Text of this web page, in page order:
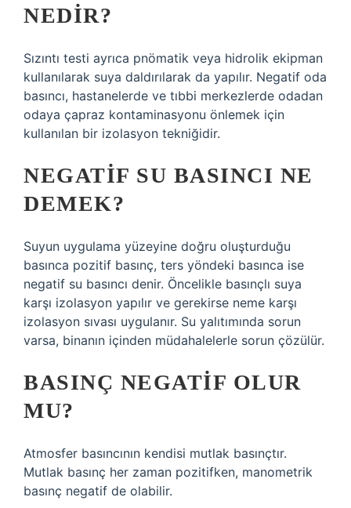
NEDIR?
Sızıntı testi ayrıca pnömatik veya hidrolik ekipman
kullanılarak suya daldırılarak da yapılır. Negatif oda
basıncı, hastanelerde ve tıbbi merkezlerde odadan
odaya çapraz kontaminasyonu önlemek için
kullanılan bir izolasyon tekniğidir.
NEGATIF SU BASINCI NE
DEMEK?
Suyun uygulama yüzeyine doğru oluşturduğu
basınca pozitif basınç, ters yöndeki basınca ise
negatif su basıncı denir. Öncelikle basınçlı suya
karşı izolasyon yapılır ve gerekirse neme karşı
izolasyon sıvası uygulanır. Su yalıtımında sorun
varsa, binanın içinden müdahalelerle sorun çözülür.
BASINÇ NEGATIF OLUR
MU?
Atmosfer basıncının kendisi mutlak basınçtır.
Mutlak basınç her zaman pozitifken, manometrik
basınç negatif de olabilir.